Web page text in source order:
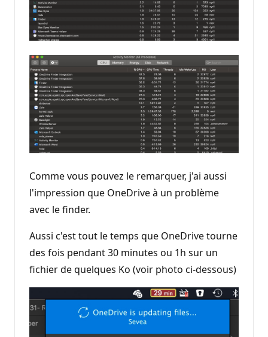
Comme vous pouvez le remarquer, j'ai aussi
l'impression que OneDrive à un problème
avec le finder.
Aussi c'est tout le temps que OneDrive tourne
des fois pendant 30 minutes ou 1h sur un
fichier de quelques Ko (voir photo ci-dessous)